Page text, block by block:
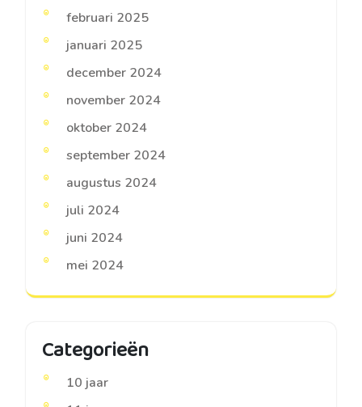
februari 2025
januari 2025
december 2024
november 2024
oktober 2024
september 2024
augustus 2024
juli 2024
juni 2024
mei 2024
Categorieën
10 jaar